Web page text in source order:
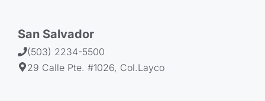
San Salvador
(503) 2234-5500
29 Calle Pte. #1026, Col.Layco